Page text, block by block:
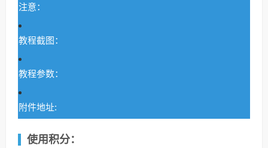
注意：
教程截图：
教程参数：
附件地址:
使用积分：